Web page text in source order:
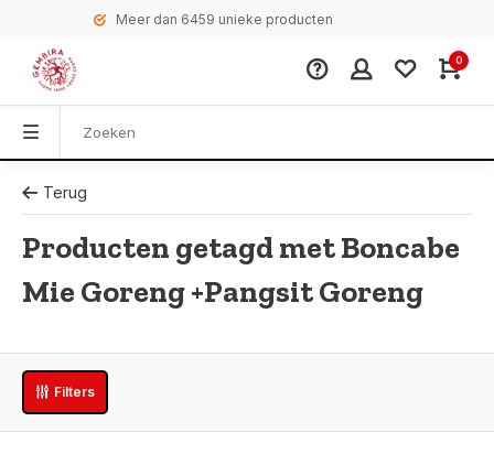
Meer dan 6459 unieke producten
0
Terug
Producten getagd met Boncabe
Mie Goreng +Pangsit Goreng
Filters